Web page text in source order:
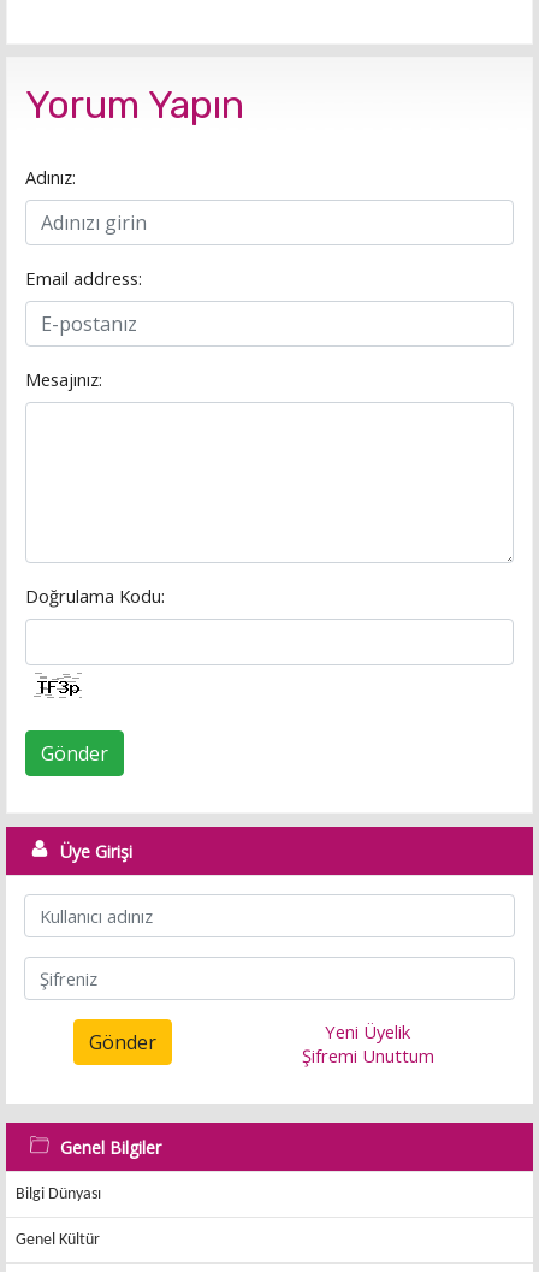
Yorum Yapın
Adınız:
Email address:
Mesajınız:
Doğrulama Kodu:
Gönder
Üye Girişi
Gönder
Yeni Üyelik
Şifremi Unuttum
Genel Bilgiler
Bilgi Dünyası
Genel Kültür